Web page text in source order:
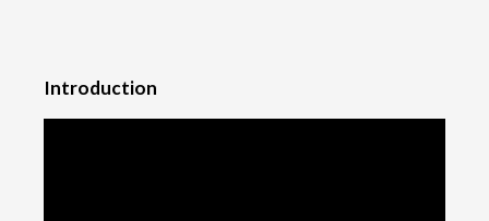
Introduction